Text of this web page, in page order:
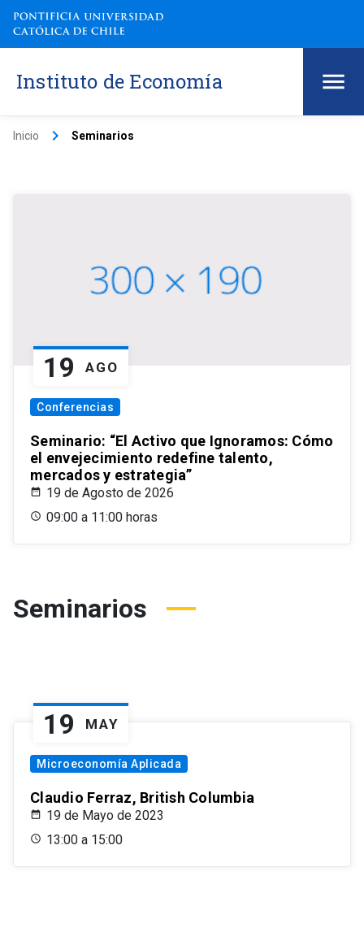
Instituto de Economía
Inicio keyboard_arrow_right Seminarios
19 AGO
Conferencias
Seminario: “El Activo que Ignoramos: Cómo
el envejecimiento redefine talento,
mercados y estrategia”
19 de Agosto de 2026
09:00 a 11:00 horas
Seminarios
19 MAY
Microeconomía Aplicada
Claudio Ferraz, British Columbia
19 de Mayo de 2023
13:00 a 15:00